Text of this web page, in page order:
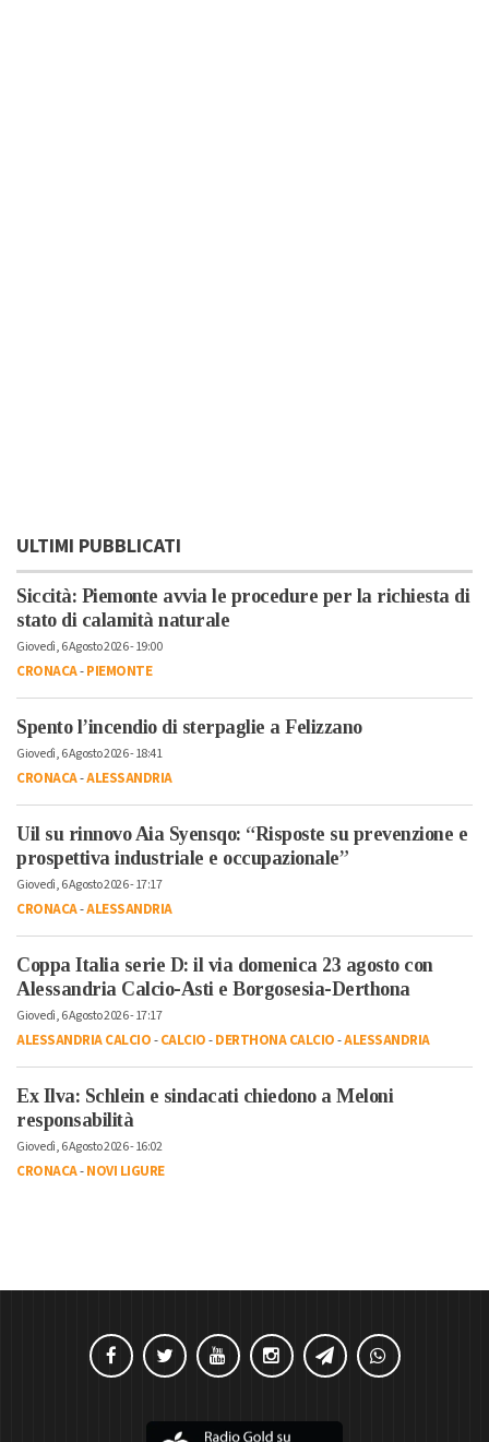
ULTIMI PUBBLICATI
Siccità: Piemonte avvia le procedure per la richiesta di
stato di calamità naturale
Giovedì, 6 Agosto 2026 - 19:00
CRONACA-PIEMONTE
Spento l’incendio di sterpaglie a Felizzano
Giovedì, 6 Agosto 2026 - 18:41
CRONACA-ALESSANDRIA
Uil su rinnovo Aia Syensqo: “Risposte su prevenzione e
prospettiva industriale e occupazionale”
Giovedì, 6 Agosto 2026 - 17:17
CRONACA-ALESSANDRIA
Coppa Italia serie D: il via domenica 23 agosto con
Alessandria Calcio-Asti e Borgosesia-Derthona
Giovedì, 6 Agosto 2026 - 17:17
ALESSANDRIA CALCIO-CALCIO-DERTHONA CALCIO-ALESSANDRIA
Ex Ilva: Schlein e sindacati chiedono a Meloni
responsabilità
Giovedì, 6 Agosto 2026 - 16:02
CRONACA-NOVI LIGURE